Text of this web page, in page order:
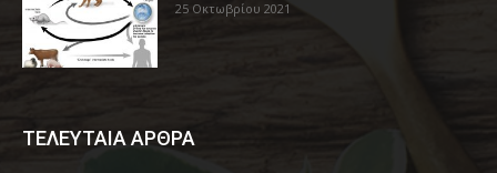
25 Οκτωβρίου 2021
ΤΕΛΕΥΤΑΙΑ ΑΡΘΡΑ